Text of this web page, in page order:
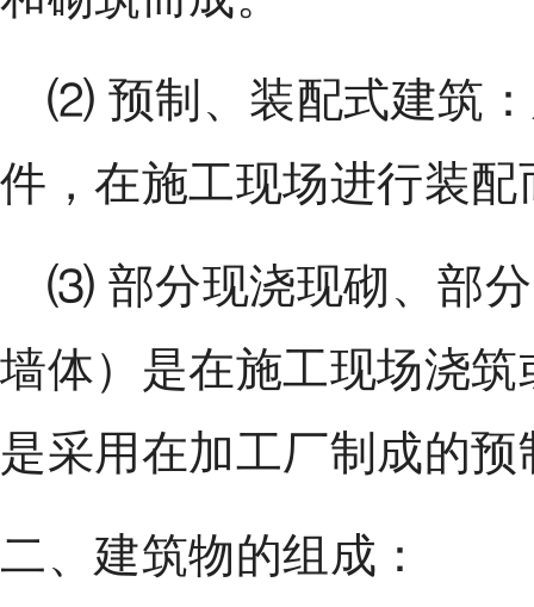
⑵ 预制、装配式建筑：
件，在施工现场进行装
⑶ 部分现浇现砌、部分
墙体）是在施工现场浇
是采用在加工厂制成的
二、建筑物的组成：